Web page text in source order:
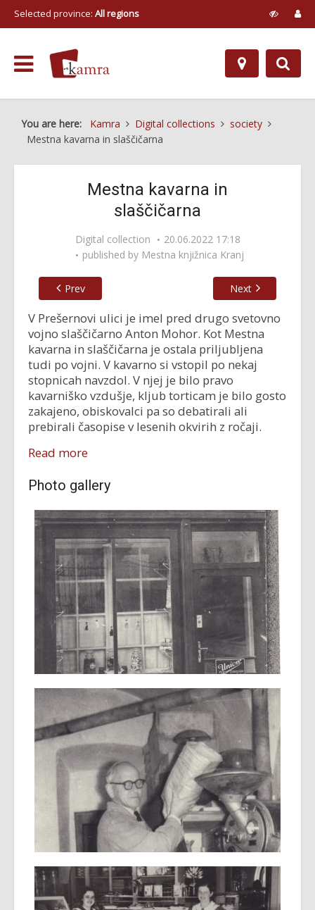
Selected province: All regions
You are here: Kamra Digital collections
society
Mestna kavarna in slaščičarna
Mestna kavarna in
slaščičarna
Digital collection
20.06.2022 17:18
published by Mestna knjižnica Kranj
Prev Next
V Prešernovi ulici je imel pred drugo svetovno
vojno slaščičarno Anton Mohor. Kot Mestna
kavarna in slaščičarna je ostala priljubljena
tudi po vojni. V kavarno si vstopil po nekaj
stopnicah navzdol. V njej je bilo pravo
kavarniško vzdušje, kljub torticam je bilo gosto
zakajeno, obiskovalci pa so debatirali ali
prebirali časopise v lesenih okvirih z ročaji.
Read more
Photo gallery